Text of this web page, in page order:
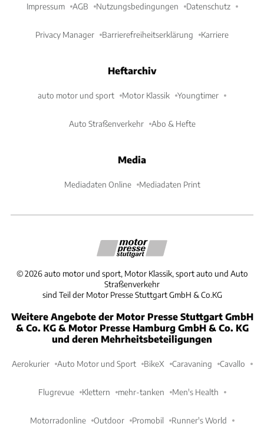
Impressum AGB Nutzungsbedingungen Datenschutz
Privacy Manager Barrierefreiheitserklärung Karriere
Heftarchiv
auto motor und sport Motor Klassik Youngtimer
Auto Straßenverkehr Abo & Hefte
Media
Mediadaten Online Mediadaten Print
©2026 auto motor und sport, Motor Klassik, sport auto und Auto
Straßenverkehr
sind Teil der Motor Presse Stuttgart GmbH & Co.KG
Weitere Angebote der Motor Presse Stuttgart GmbH
& Co. KG & Motor Presse Hamburg GmbH & Co. KG
und deren Mehrheitsbeteiligungen
Aerokurier Auto Motor und Sport BikeX Caravaning Cavallo
Flugrevue Klettern mehr-tanken Men's Health
Motorradonline Outdoor Promobil Runner's World